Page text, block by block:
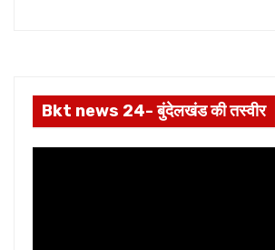
Bkt news 24- बुंदेलखंड की तस्वीर